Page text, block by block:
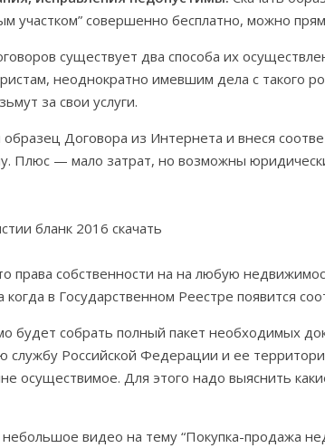
участком” совершенно бесплатно, можно
существует два способа их
неоднократно имевшим дела с такого
за свои услуги.
образец Договора из Интернета и внеся
Плюс — мало затрат, но возможны
права собственности на на любую
когда в Государственном Реестре появится
будет собрать полный пакет необходимых
Российской Федерации и ее
осуществимое. Для этого надо выяснить
видео на тему “Покупка-продажа